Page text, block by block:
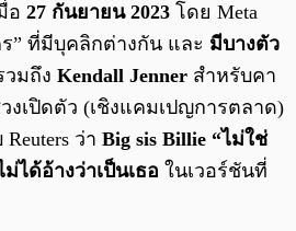
อ 27 กันยายน 2023 โดย Meta
” ที่มีบุคลิกต่างกัน และ มีบางตัว
วมถึง Kendall Jenner สำหรับคา
งเปิดตัว (เชิงแคมเปญการตลาด)
ว่า Big sis Billie “ไม่ใช่
ได้อ้างว่าเป็นเธอ ในเวอร์ชันที่